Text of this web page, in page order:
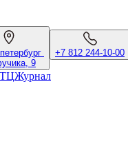
9
+7 812 244-10-00
Журнал